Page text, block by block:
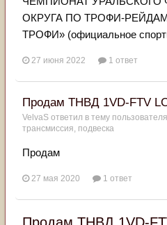
ОКРУГА ПО ТРОФИ-РЕЙДАМ
ТРОФИ» (официальное
27 июня 2022 1 ответ
Продам ТНВД 1VD-FTV
VelvaS ответил в тему пользователя
трансмиссия, подвеска
Продам
27 мая 2020 1 ответ